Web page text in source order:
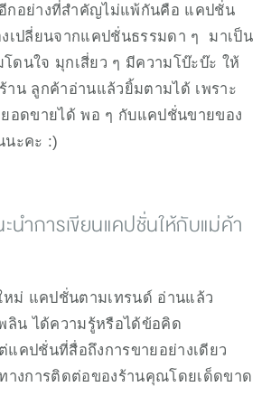
กอย่างที่สำคัญไม่แพ้กันคือ แคปชั่น
เปลี่ยนจากแคปชั่นธรรมดา ๆ  มาเป็น
ดนใจ มุกเสี่ยว ๆ มีความโบ๊ะบ๊ะ ให้
น ลูกค้าอ่านแล้วยิ้มตามได้ เพราะ
ยอดขายได้ พอ ๆ กับแคปชั่นขายของ
นะคะ :)
นำการเขียนแคปชั่นให้กับแม่ค้า
ม่ แคปชั่นตามเทรนด์ อ่านแล้ว
ลิน ได้ความรู้หรือได้ข้อคิด
คปชั่นที่สื่อถึงการขายอย่างเดียว